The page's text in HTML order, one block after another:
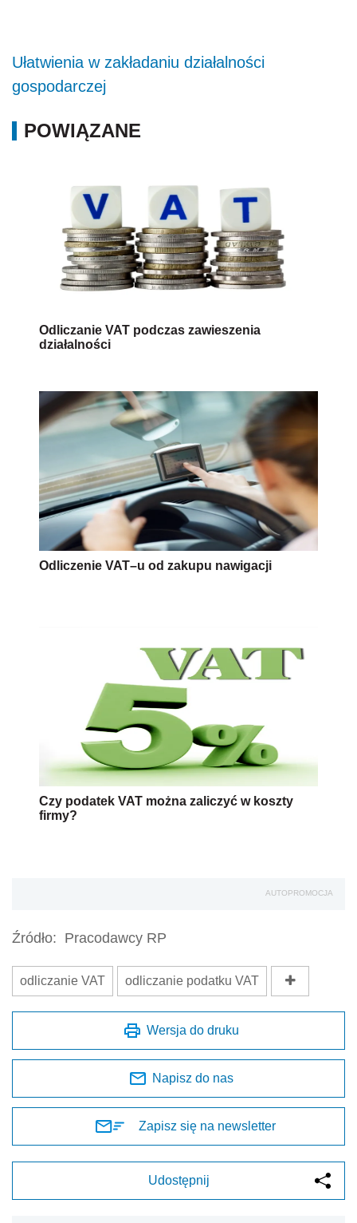
Ułatwienia w zakładaniu działalności
gospodarczej
POWIĄZANE
Odliczanie VAT podczas zawieszenia
działalności
Odliczenie VAT–u od zakupu nawigacji
Czy podatek VAT można zaliczyć w koszty
firmy?
AUTOPROMOCJA
Źródło: Pracodawcy RP
odliczanie VAT odliczanie podatku VAT
Wersja do druku
Napisz do nas
Zapisz się na newsletter
Udostępnij